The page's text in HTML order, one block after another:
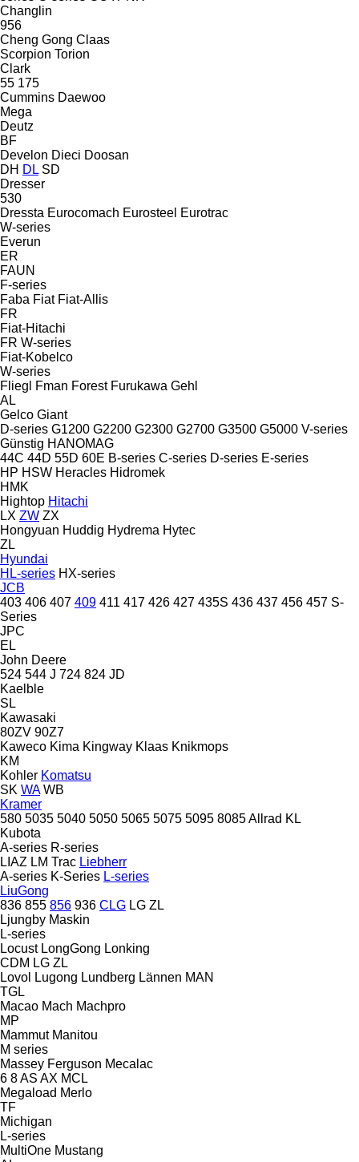
Changlin
956
Cheng Gong Claas
Scorpion Torion
Clark
55 175
Cummins Daewoo
Mega
Deutz
BF
Develon Dieci Doosan
DH DL SD
Dresser
530
Dressta Eurocomach Eurosteel Eurotrac
W-series
Everun
ER
FAUN
F-series
Faba Fiat Fiat-Allis
FR
Fiat-Hitachi
FR W-series
Fiat-Kobelco
W-series
Fliegl
Fman Forest Furukawa Gehl
AL
Gelco Giant
D-series G1200 G2200 G2300 G2700 G3500 G5000 V-series
Günstig HANOMAG
44C 44D 55D 60E B-series C-series D-series E-series
HP HSW Heracles Hidromek
HMK
Hightop Hitachi
LX ZW ZX
Hongyuan Huddig Hydrema Hytec
ZL
Hyundai
HL-series HX-series
JCB
403 406 407 409 411 417 426 427 435S 436 437 456 457 S-
Series
JPC
EL
John Deere
524 544 J 724 824 JD
Kaelble
SL
Kawasaki
80ZV 90Z7
Kaweco Kima Kingway Klaas Knikmops
KM
Kohler Komatsu
SK WA WB
Kramer
580 5035 5040 5050 5065 5075 5095 8085Allrad KL
Kubota
A-series R-series
LIAZ LM Trac Liebherr
A-series K-Series L-series
LiuGong
836 855 856 936 CLG LG ZL
Ljungby Maskin
L-series
Locust LongGong Lonking
CDM LG ZL
Lovol
Lugong Lundberg Lännen MAN
TGL
Macao Mach Machpro
MP
Mammut Manitou
M series
Massey Ferguson Mecalac
6 8AS AX MCL
Megaload Merlo
TF
Michigan
L-series
MultiOne Mustang